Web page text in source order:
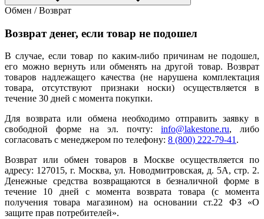
Обмен / Возврат
Возврат денег, если товар не подошел
В случае, если товар по каким-либо причинам не подошел,
его можно вернуть или обменять на другой товар. Возврат
товаров надлежащего качества (не нарушена комплектация
товара, отсутствуют признаки носки) осуществляется в
течение 30 дней с момента покупки.
Для возврата или обмена необходимо отправить заявку в
свободной форме на эл. почту: info@lakestone.ru, либо
согласовать с менеджером по телефону: 8 (800) 222-79-41 .
Возврат или обмен товаров в Москве осуществляется по
адресу: 127015, г. Москва, ул. Новодмитровская, д. 5А, стр. 2.
Денежные средства возвращаются в безналичной форме в
течение 10 дней с момента возврата товара (с момента
получения товара магазином) на основании ст.22 ФЗ «О
защите прав потребителей».